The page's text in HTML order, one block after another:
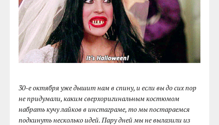
30-е октября уже дышит нам в спину, и если вы до сих пор
не придумали, каким сверхоригинальным костюмом
набрать кучу лайков в инстаграме, то мы постараемся
подкинуть несколько идей. Пару дней мы не вылазили из